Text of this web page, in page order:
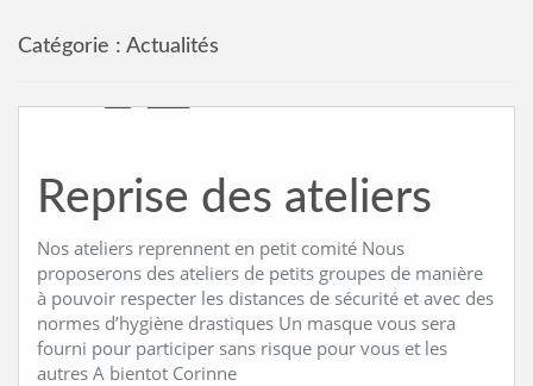
Catégorie : Actualités
Reprise des ateliers
Nos ateliers reprennent en petit comité Nous
proposerons des ateliers de petits groupes de manière
à pouvoir respecter les distances de sécurité et avec des
normes d’hygiène drastiques Un masque vous sera
fourni pour participer sans risque pour vous et les
autres A bientot Corinne